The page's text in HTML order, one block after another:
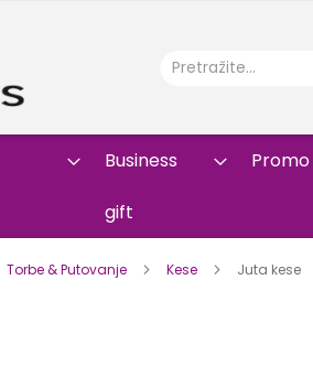
Business
gift
Promo
Torbe & Putovanje Kese Juta kese